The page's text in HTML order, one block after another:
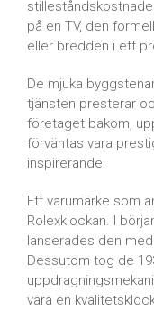
på en TV, den
eller bredden i ett
De mjuka
tjänsten presterar
företaget bakom,
förväntas vara
inspirerande.
Ett varumärke som
Rolexklockan. I
lanserades den
Dessutom tog de
vara en